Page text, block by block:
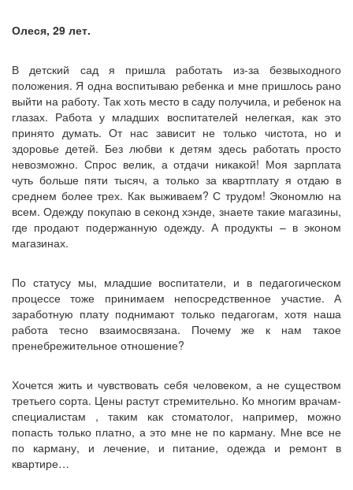
Олеся, 29 лет.
В детский сад я пришла работать из-за безвыходного
положения. Я одна воспитываю ребенка и мне пришлось рано
выйти на работу. Так хоть место в саду получила, и ребенок на
глазах. Работа у младших воспитателей нелегкая, как это
принято думать. От нас зависит не только чистота, но и
здоровье детей. Без любви к детям здесь работать просто
невозможно. Спрос велик, а отдачи никакой! Моя зарплата
чуть больше пяти тысяч, а только за квартплату я отдаю в
среднем более трех. Как выживаем? С трудом! Экономлю на
всем. Одежду покупаю в секонд хэнде, знаете такие магазины,
где продают подержанную одежду. А продукты – в эконом
магазинах.
По статусу мы, младшие воспитатели, и в педагогическом
процессе тоже принимаем непосредственное участие. А
заработную плату поднимают только педагогам, хотя наша
работа тесно взаимосвязана. Почему же к нам такое
пренебрежительное отношение?
Хочется жить и чувствовать себя человеком, а не существом
третьего сорта. Цены растут стремительно. Ко многим врачам-
специалистам , таким как стоматолог, например, можно
попасть только платно, а это мне не по карману. Мне все не
по карману, и лечение, и питание, одежда и ремонт в
квартире…